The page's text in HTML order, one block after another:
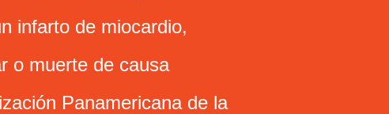
infarto de miocardio,
o muerte de causa
Panamericana de la